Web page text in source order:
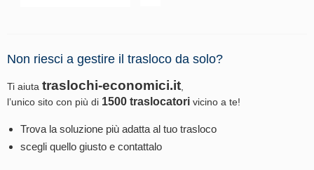
Non riesci a gestire il trasloco da solo?
Ti aiuta traslochi-economici.it
l’unico sito con più di 1500 traslocatori vicino a te!
Trova la soluzione più adatta al tuo trasloco
scegli quello giusto e contattalo